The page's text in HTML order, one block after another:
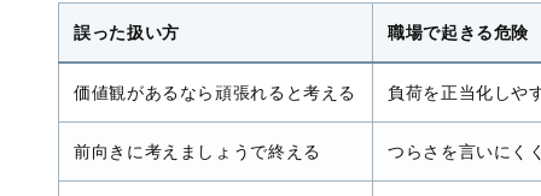
誤った扱い方 職場で起きる危険
価値観があるなら頑張れると考える 負荷を正当化しや
前向きに考えましょうで終える つらさを言いにく